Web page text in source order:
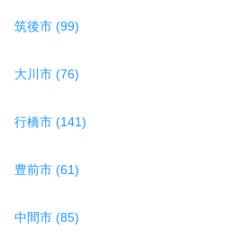
筑後市 (99)
大川市 (76)
行橋市 (141)
豊前市 (61)
中間市 (85)